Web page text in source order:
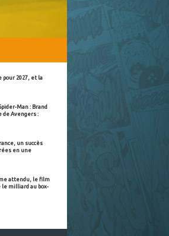
pour 2027, et la
Man : Brand
Avengers :
un succès
en une
attendu, le film
le milliard au box-